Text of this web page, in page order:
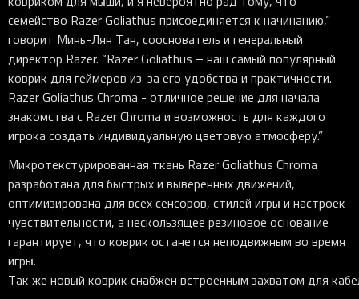
семейство RazerGoliathus присоединяется к начинанию,”
говорит Минь-Лян Тан, сооснователь и генеральный
директор Razer. “RazerGoliathus – наш самый популярный
коврик для геймеров из-за его удобства и практичности.
RazerGoliathus Chroma - отличное решение для начала
знакомства с RazerChroma и возможность для каждого
игрока создать индивидуальную цветовую атмосферу.”
Микротекстурированная ткань RazerGoliathus Chroma
разработана для быстрых и выверенных движений,
оптимизирована для всех сенсоров, стилей игры и настроек
чувствительности, а нескользящее резиновое основание
гарантирует, что коврик останется неподвижным во время
игры.
Так же новый коврик снабжен встроенным захватом для